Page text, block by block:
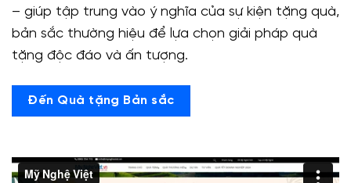
– giúp tập trung vào ý nghĩa của sự kiện tặng quà,
bản sắc thường hiệu để lựa chọn giải pháp quà
tặng độc đáo và ấn tượng.
Đến Quà tặng Bản sắc